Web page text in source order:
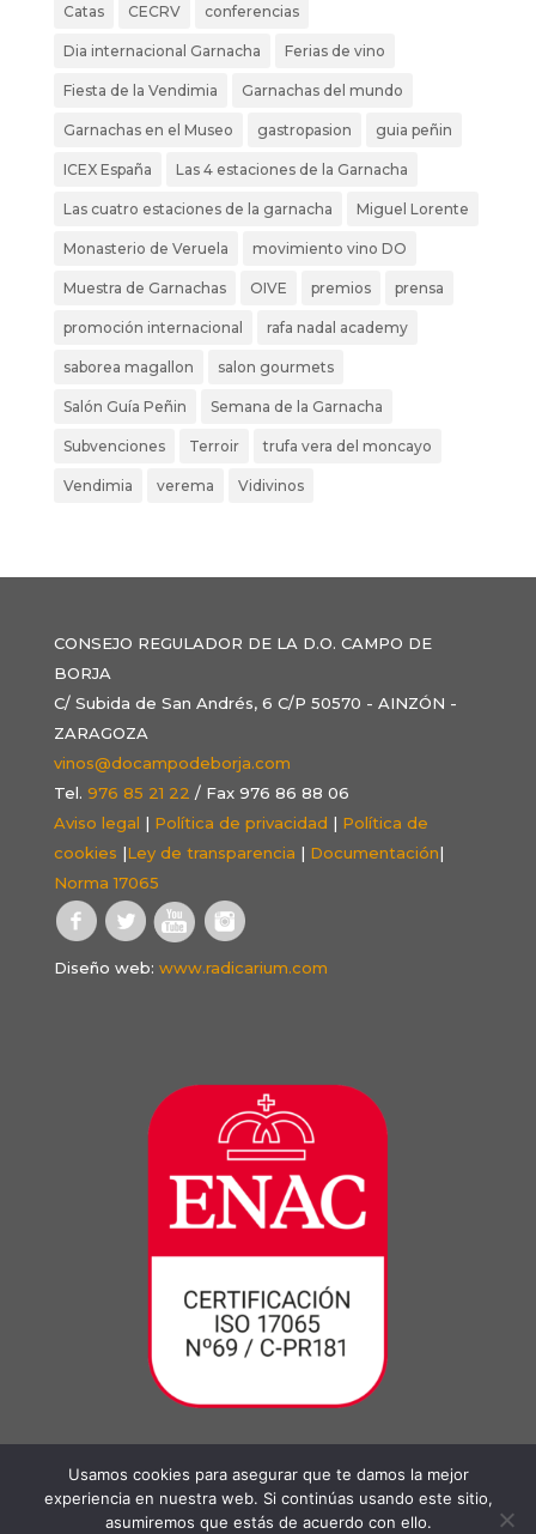
Catas CECRV conferencias
Dia internacional Garnacha Ferias de vino
Fiesta de la Vendimia Garnachas del mundo
Garnachas en el Museo gastropasion guia peñin
ICEX España Las 4 estaciones de la Garnacha
Las cuatro estaciones de la garnacha Miguel Lorente
Monasterio de Veruela movimiento vino DO
Muestra de Garnachas OIVE premios prensa
promoción internacional rafa nadal academy
saborea magallon salon gourmets
Salón Guía Peñin Semana de la Garnacha
Subvenciones Terroir trufa vera del moncayo
Vendimia verema Vidivinos
CONSEJO REGULADOR DE LA D.O. CAMPO DE
BORJA
C/ Subida de San Andrés, 6 C/P 50570 - AINZÓN -
ZARAGOZA
vinos@docampodeborja.com
Tel. 976 85 21 22 / Fax 976 86 88 06
Aviso legal | Política de privacidad | Política de
cookies |Ley de transparencia | Documentación|
Norma 17065
Diseño web: www.radicarium.com
Usamos cookies para asegurar que te damos la mejor
experiencia en nuestra web. Si continúas usando este sitio,
asumiremos que estás de acuerdo con ello.